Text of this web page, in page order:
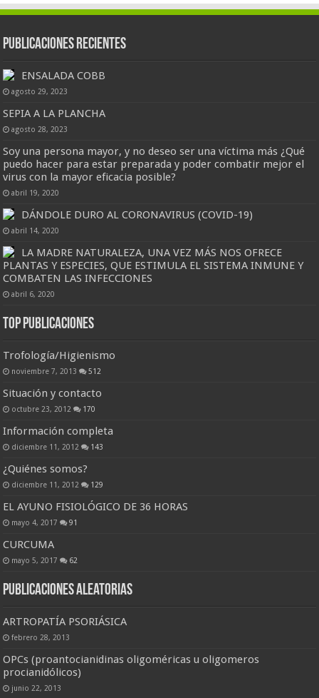
Publicaciones Recientes
ENSALADA COBB
agosto 29, 2023
SEPIA A LA PLANCHA
agosto 28, 2023
Soy una persona mayor, y no deseo ser una víctima más ¿Qué
puedo hacer para estar preparada y poder combatir mejor el
virus con la mayor eficacia posible?
abril 19, 2020
DÁNDOLE DURO AL CORONAVIRUS (COVID-19)
abril 14, 2020
LA MADRE NATURALEZA, UNA VEZ MÁS NOS OFRECE
PLANTAS Y ESPECIES, QUE ESTIMULA EL SISTEMA INMUNE Y
COMBATEN LAS INFECCIONES
abril 6, 2020
Top Publicaciones
Trofología/Higienismo
noviembre 7, 2013 512
Situación y contacto
octubre 23, 2012 170
Información completa
diciembre 11, 2012 143
¿Quiénes somos?
diciembre 11, 2012 129
EL AYUNO FISIOLÓGICO DE 36 HORAS
mayo 4, 2017 91
CURCUMA
mayo 5, 2017 62
Publicaciones Aleatorias
ARTROPATÍA PSORIÁSICA
febrero 28, 2013
OPCs (proantocianidinas oligoméricas u oligomeros
procianidólicos)
junio 22, 2013